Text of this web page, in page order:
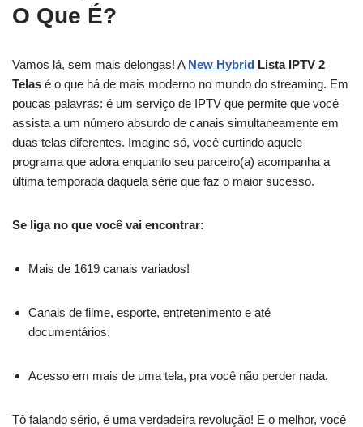
O Que É?
Vamos lá, sem mais delongas! A New Hybrid Lista IPTV 2
Telas é o que há de mais moderno no mundo do streaming. Em
poucas palavras: é um serviço de IPTV que permite que você
assista a um número absurdo de canais simultaneamente em
duas telas diferentes. Imagine só, você curtindo aquele
programa que adora enquanto seu parceiro(a) acompanha a
última temporada daquela série que faz o maior sucesso.
Se liga no que você vai encontrar:
Mais de 1619 canais variados!
Canais de filme, esporte, entretenimento e até
documentários.
Acesso em mais de uma tela, pra você não perder nada.
Tô falando sério, é uma verdadeira revolução! E o melhor, você